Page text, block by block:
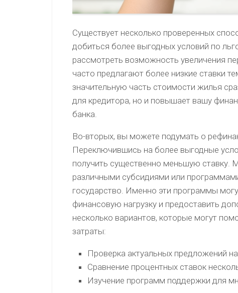
Существует несколько проверенных
добиться более выгодных условий по
рассмотреть возможность увеличения
часто предлагают более низкие ставки
значительную часть стоимости жилья
для кредитора, но и повышает вашу
банка.
Во-вторых, вы можете подумать о
Переключившись на более выгодные
получить существенно меньшую ставку.
различными субсидиями или
государство. Именно эти программы
финансовую нагрузку и предоставить
несколько вариантов, которые могут
затраты:
Проверка актуальных предложений
Сравнение процентных ставок
Изучение программ поддержки для